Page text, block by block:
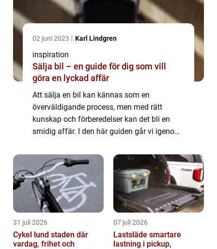
02 juni 2023 Karl Lindgren
inspiration
Sälja bil – en guide för dig som vill
göra en lyckad affär
Att sälja en bil kan kännas som en
överväldigande process, men med rätt
kunskap och förberedelser kan det bli en
smidig affär. I den här guiden går vi igenom
31 juli 2026
Cykel lund staden där
vardag, frihet och
07 juli 2026
Lastsläde smartare
lastning i pickup,